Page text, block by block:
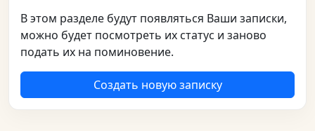
В этом разделе будут появляться Ваши записки,
можно будет посмотреть их статус и заново
подать их на поминовение.
Создать новую записку